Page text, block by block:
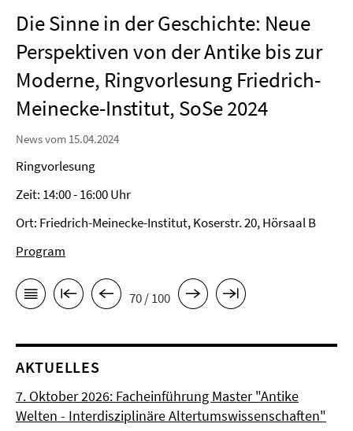
Die Sinne in der Geschichte: Neue
Perspektiven von der Antike bis zur
Moderne, Ringvorlesung Friedrich-
Meinecke-Institut, SoSe 2024
News vom 15.04.2024
Ringvorlesung
Zeit: 14:00 - 16:00 Uhr
Ort: Friedrich-Meinecke-Institut, Koserstr. 20, Hörsaal B
Program
70 / 100
AKTUELLES
7. Oktober 2026: Facheinführung Master "Antike
Welten - Interdisziplinäre Altertumswissenschaften"